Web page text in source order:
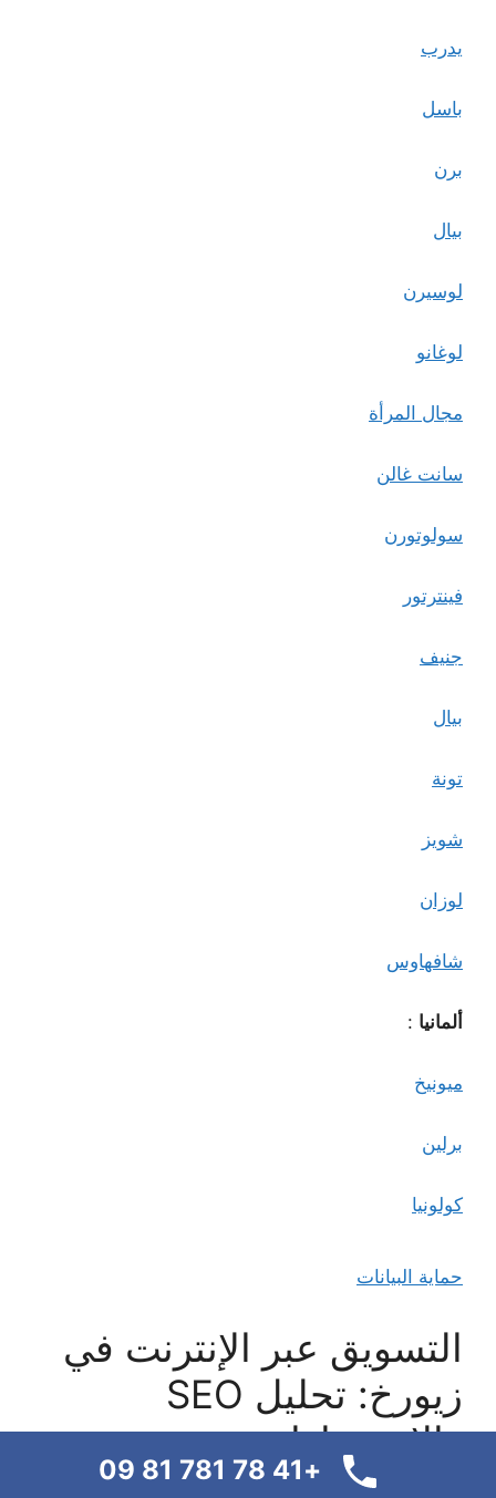
يدرب
باسل
برن
بيال
لوسيرن
لوغانو
مجال المرأة
سانت غالن
سولوتورن
فينترتور
جنيف
بيال
تونة
شويز
لوزان
شافهاوس
ألمانيا :
ميونيخ
برلين
كولونيا
حماية البيانات
التسويق عبر الإنترنت في
زيورخ: تحليل SEO
والاستشارات
+41 78 781 81 09